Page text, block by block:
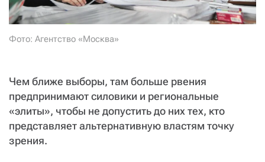
Фото: Агентство «Москва»
Чем ближе выборы, там больше рвения
предпринимают силовики и региональные
«элиты», чтобы не допустить до них тех, кто
представляет альтернативную властям точку
зрения.